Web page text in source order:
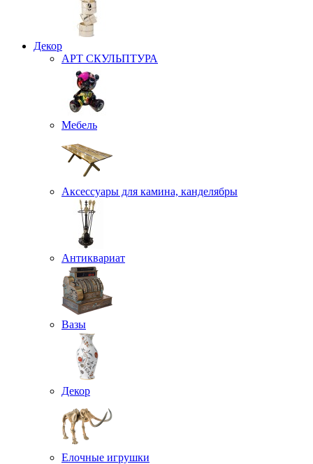
Декор
АРТ СКУЛЬПТУРА
Мебель
Аксессуары для камина, канделябры
Антиквариат
Вазы
Декор
Елочные игрушки